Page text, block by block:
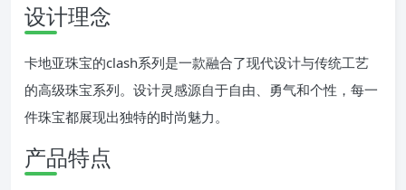
设计理念
卡地亚珠宝的clash系列是一款融合了现代设计与传统工艺
的高级珠宝系列。设计灵感源自于自由、勇气和个性，每一
件珠宝都展现出独特的时尚魅力。
产品特点